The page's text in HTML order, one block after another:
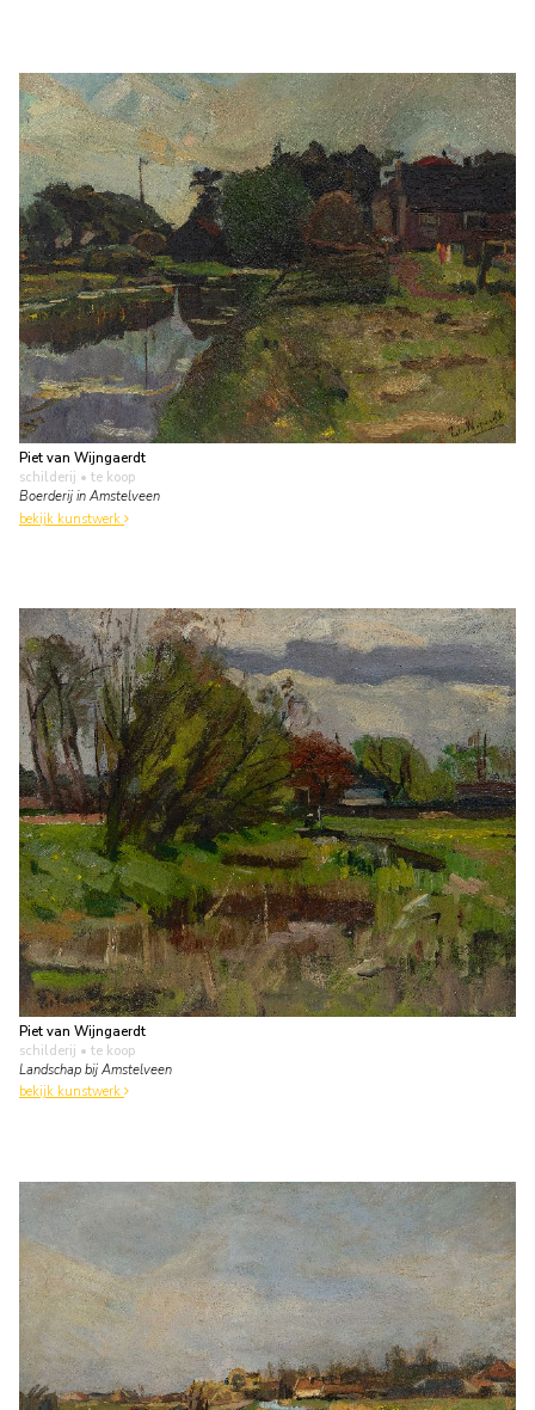
Piet van Wijngaerdt
schilderij • te koop
Boerderij in Amstelveen
bekijk kunstwerk
Piet van Wijngaerdt
schilderij • te koop
Landschap bij Amstelveen
bekijk kunstwerk